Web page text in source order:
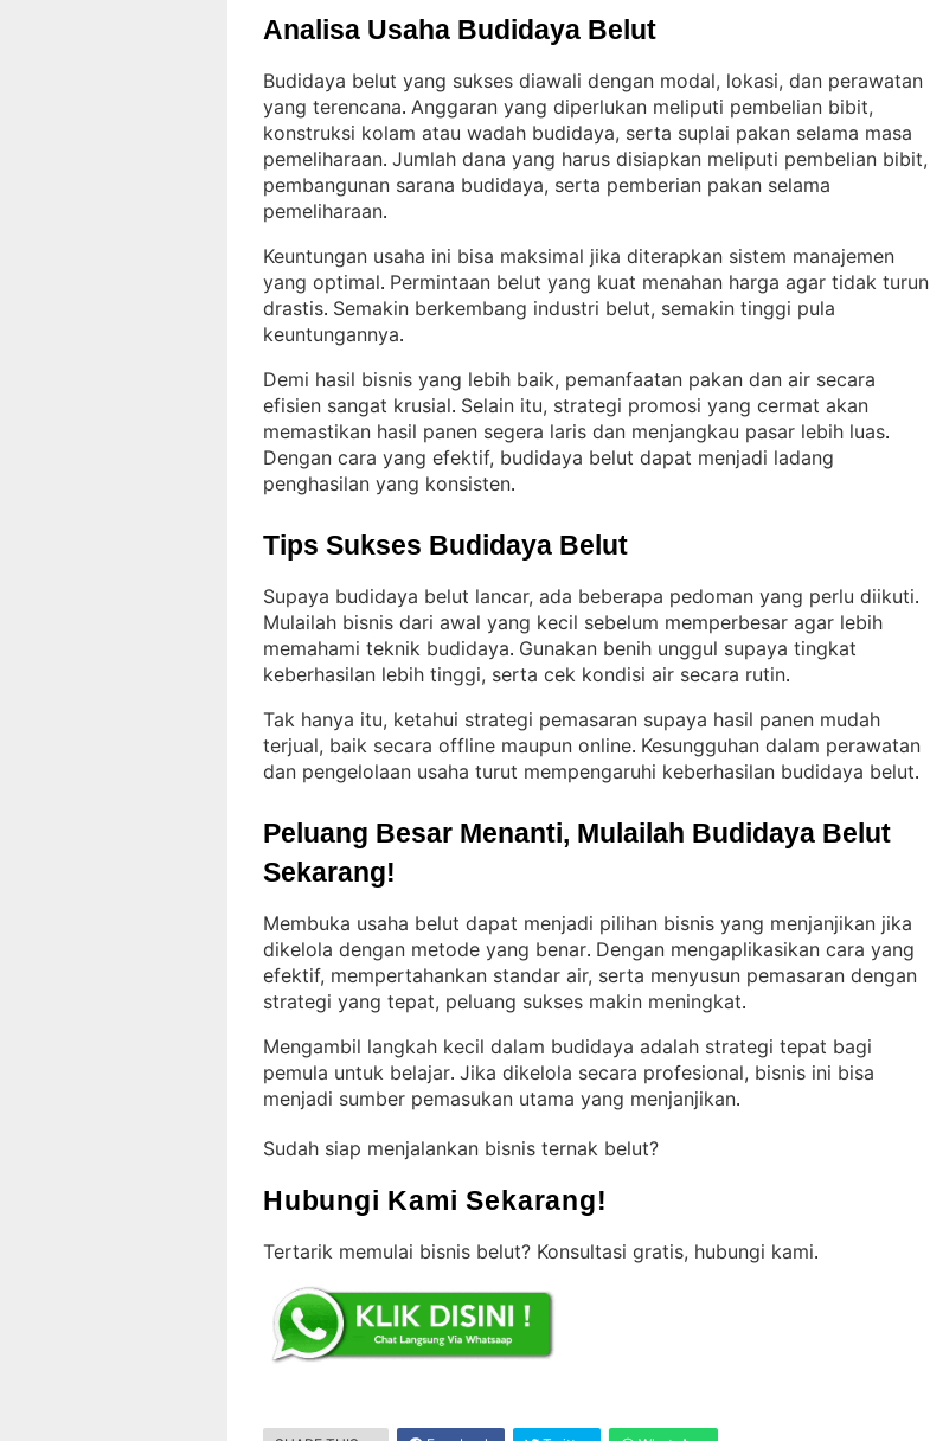
Analisa Usaha Budidaya Belut
Budidaya belut yang sukses diawali dengan modal, lokasi, dan perawatan
yang terencana. Anggaran yang diperlukan meliputi pembelian bibit,
konstruksi kolam atau wadah budidaya, serta suplai pakan selama masa
pemeliharaan. Jumlah dana yang harus disiapkan meliputi pembelian bibit,
pembangunan sarana budidaya, serta pemberian pakan selama
pemeliharaan.
Keuntungan usaha ini bisa maksimal jika diterapkan sistem manajemen
yang optimal. Permintaan belut yang kuat menahan harga agar tidak turun
drastis. Semakin berkembang industri belut, semakin tinggi pula
keuntungannya.
Demi hasil bisnis yang lebih baik, pemanfaatan pakan dan air secara
efisien sangat krusial. Selain itu, strategi promosi yang cermat akan
memastikan hasil panen segera laris dan menjangkau pasar lebih luas
Dengan cara yang efektif, budidaya belut dapat menjadi ladang
penghasilan yang konsisten.
Tips Sukses Budidaya Belut
Supaya budidaya belut lancar, ada beberapa pedoman yang perlu diikuti
Mulailah bisnis dari awal yang kecil sebelum memperbesar agar lebih
memahami teknik budidaya. Gunakan benih unggul supaya tingkat
keberhasilan lebih tinggi, serta cek kondisi air secara rutin.
Tak hanya itu, ketahui strategi pemasaran supaya hasil panen mudah
terjual, baik secara offline maupun online. Kesungguhan dalam perawatan
dan pengelolaan usaha turut mempengaruhi keberhasilan budidaya belut.
Peluang Besar Menanti, Mulailah Budidaya Belut
Sekarang!
Membuka usaha belut dapat menjadi pilihan bisnis yang menjanjikan jika
dikelola dengan metode yang benar. Dengan mengaplikasikan cara yang
efektif, mempertahankan standar air, serta menyusun pemasaran dengan
strategi yang tepat, peluang sukses makin meningkat.
Mengambil langkah kecil dalam budidaya adalah strategi tepat bagi
pemula untuk belajar. Jika dikelola secara profesional, bisnis ini bisa
menjadi sumber pemasukan utama yang menjanjikan.
Sudah siap menjalankan bisnis ternak belut?
Hubungi Kami Sekarang!
Tertarik memulai bisnis belut? Konsultasi gratis, hubungi kami.